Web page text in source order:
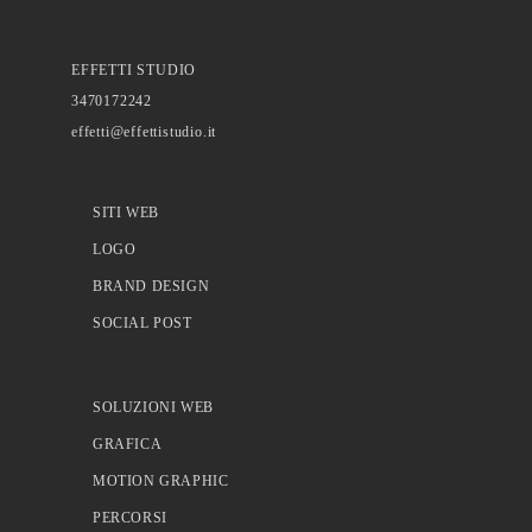
EFFETTI STUDIO
3470172242
effetti@effettistudio.it
SITI WEB
LOGO
BRAND DESIGN
SOCIAL POST
SOLUZIONI WEB
GRAFICA
MOTION GRAPHIC
PERCORSI